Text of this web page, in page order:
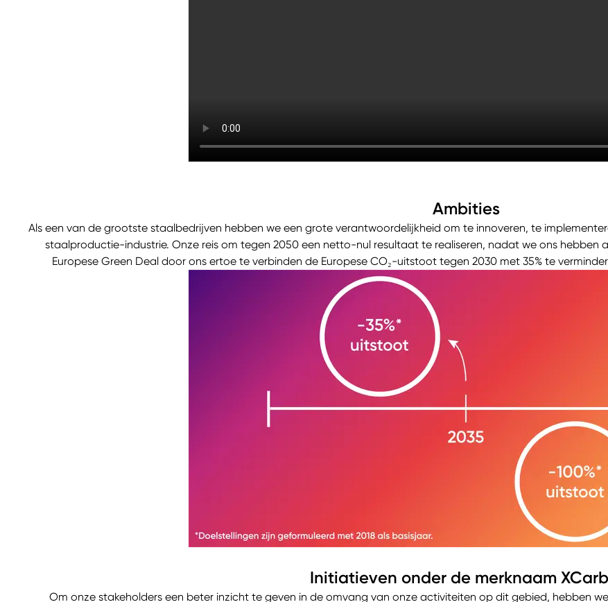
Ambities
Als een van de grootste staalbedrijven hebben we een grote verantwoordelijkheid om te innoveren, te
staalproductie-industrie. Onze reis om tegen 2050 een netto-nul resultaat te realiseren, nadat we ons hebben
Europese Green Deal door ons ertoe te verbinden de Europese CO₂-uitstoot tegen 2030 met 35% te
Initiatieven onder de merknaam
Om onze stakeholders een beter inzicht te geven in de omvang van onze activiteiten op dit gebied, hebben